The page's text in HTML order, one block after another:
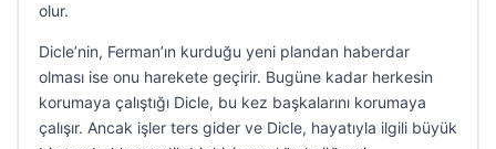
olur.
Dicle’nin, Ferman’ın kurduğu yeni plandan haberdar
olması ise onu harekete geçirir. Bugüne kadar herkesin
korumaya çalıştığı Dicle, bu kez başkalarını korumaya
çalışır. Ancak işler ters gider ve Dicle, hayatıyla ilgili büyük